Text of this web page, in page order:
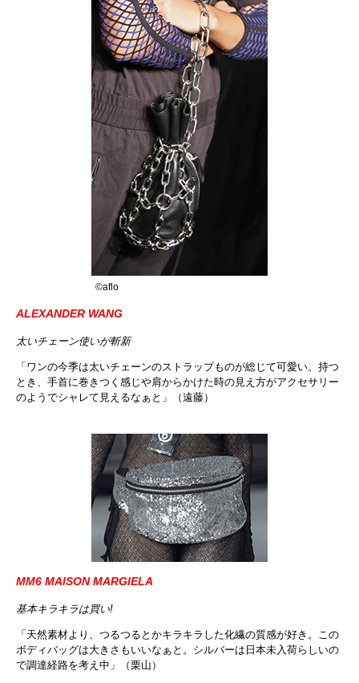
©aflo
ALEXANDER WANG
太いチェーン使いが斬新
「ワンの今季は太いチェーンのストラップものが総じて可愛い。持つ
とき、手首に巻きつく感じや肩からかけた時の見え方がアクセサリー
のようでシャレて見えるなぁと」（遠藤）
MM6 MAISON MARGIELA
基本キラキラは買い!
「天然素材より、つるつるとかキラキラした化繊の質感が好き。この
ボディバッグは大きさもいいなぁと。シルバーは日本未入荷らしいの
で調達経路を考え中」（栗山）